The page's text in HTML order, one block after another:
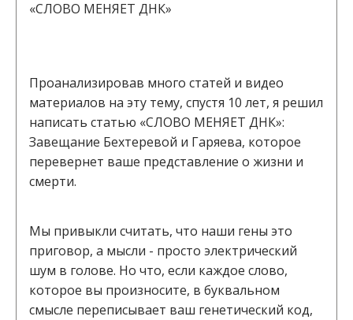
«СЛОВО МЕНЯЕТ ДНК»
Проанализировав много статей и видео
материалов на эту тему, спустя 10 лет, я решил
написать статью «СЛОВО МЕНЯЕТ ДНК»:
Завещание Бехтеревой и Гаряева, которое
перевернет ваше представление о жизни и
смерти.
Мы привыкли считать, что наши гены это
приговор, а мысли - просто электрический
шум в голове. Но что, если каждое слово,
которое вы произносите, в буквальном
смысле переписывает ваш генетический код,